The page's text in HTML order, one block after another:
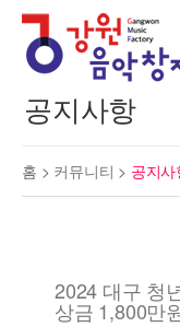
공지사항
홈 > 커뮤니티 > 공지사
2024 대구 청
상금 1,800만